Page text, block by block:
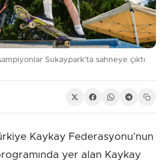
Sukaypark’ta sahneye çıktı
Kaykay Federasyonu’nun
yer alan Kaykay